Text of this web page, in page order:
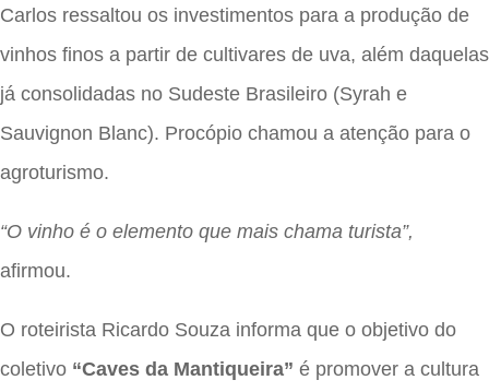
Carlos ressaltou os investimentos para a produção de
vinhos finos a partir de cultivares de uva, além daquelas
já consolidadas no Sudeste Brasileiro (Syrah e
Sauvignon Blanc). Procópio chamou a atenção para o
agroturismo.
“O vinho é o elemento que mais chama turista”,
afirmou.
O roteirista Ricardo Souza informa que o objetivo do
coletivo “Caves da Mantiqueira” é promover a cultura